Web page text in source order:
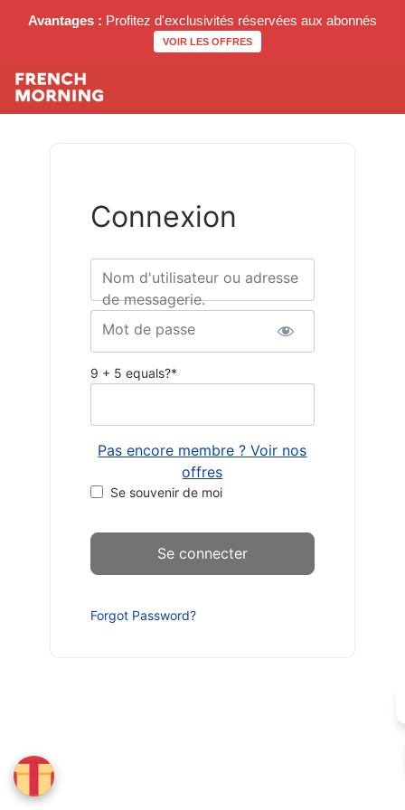
Avantages : Profitez d'exclusivités réservées aux abonnés
VOIR LES OFFRES
Connexion
Nom d'utilisateur ou adresse
de messagerie.
Mot de passe
9 + 5 equals?*
Pas encore membre ? Voir nos
offres
Se souvenir de moi
Forgot Password?